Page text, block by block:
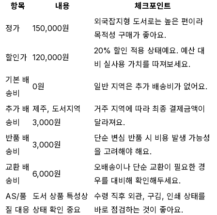
항목 내용 체크포인트
정가 150,000원
외국잡지형 도서로는 높은 편이라
목적성 구매가 좋아요.
할인가 120,000원
20% 할인 적용 상태예요. 예산 대
비 실사용 가치를 따져보세요.
기본 배
송비
0원 일반 지역은 추가 배송비가 없어요.
추가 배
송비
제주, 도서지역
3,000원
거주 지역에 따라 최종 결제금액이
달라져요.
반품 배
송비
3,000원
단순 변심 반품 시 비용 발생 가능성
을 고려해야 해요.
교환 배
송비
6,000원
오배송이나 단순 교환이 필요한 경
우를 대비해 확인해두세요.
AS/품
질 대응
도서 상품 특성상
상태 확인 중요
수령 직후 외관, 구김, 인쇄 상태를
바로 점검하는 것이 좋아요.